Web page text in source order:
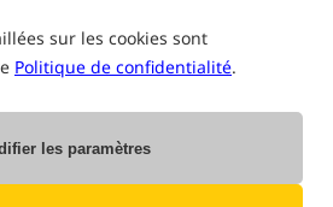
sur les cookies sont
Politique de confidentialité.
les paramètres
400,70
Prix de la catégorie:450,37/